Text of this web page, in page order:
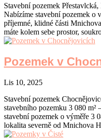
Stavební pozemek
Nabízíme stavební pozemek o
příjemné, klidné části
máte kolem sebe prostor,
Pozemek v
Lis 10, 2025
Stavební pozemek
stavebního pozemku 3 080
stavební pozemek o výměře 3
lokalita severně od Mnichova